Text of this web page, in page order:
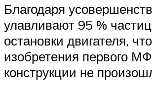
Благодаря
улавливают 95 %
остановки двигателя,
изобретения первого
конструкции не